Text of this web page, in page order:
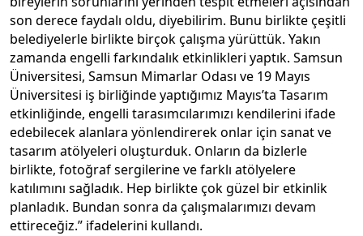
son derece faydalı oldu, diyebilirim. Bunu birlikte çeşitli
belediyelerle birlikte birçok çalışma yürüttük. Yakın
zamanda engelli farkındalık etkinlikleri yaptık. Samsun
Üniversitesi, Samsun Mimarlar Odası ve 19 Mayıs
Üniversitesi iş birliğinde yaptığımız Mayıs’ta Tasarım
etkinliğinde, engelli tarasımcılarımızı kendilerini ifade
edebilecek alanlara yönlendirerek onlar için sanat ve
tasarım atölyeleri oluşturduk. Onların da bizlerle
birlikte, fotoğraf sergilerine ve farklı atölyelere
katılımını sağladık. Hep birlikte çok güzel bir etkinlik
planladık. Bundan sonra da çalışmalarımızı devam
ettireceğiz.” ifadelerini kullandı.